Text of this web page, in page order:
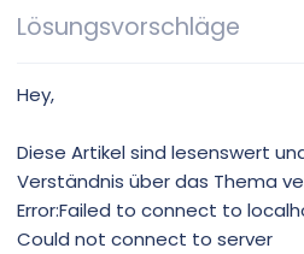
Lösungsvorschläge
Hey,
Diese Artikel sind lesenswert
Verständnis über das Thema
Error:Failed to connect to
Could not connect to server